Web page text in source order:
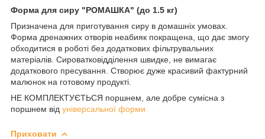
Форма для сиру "РОМАШКА" (до 1.5 кг)
Призначена для приготування сиру в домашніх умовах.
Форма дренажних отворів неабияк покращена, що дає змогу
обходитися в роботі без додаткових фільтрувальних
матеріалів. Сироватковідділення швидке, не вимагає
додаткового пресування. Створює дуже красивий фактурний
малюнок на готовому продукті.
НЕ КОМПЛЕКТУЄТЬСЯ поршнем, але добре сумісна з
поршнем від універсальної форми
Приховати